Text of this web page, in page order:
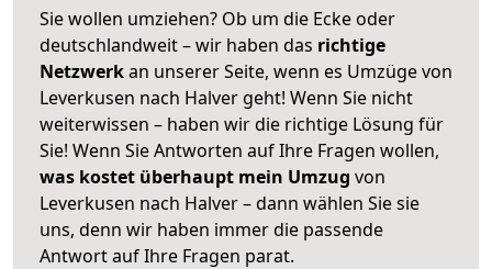
Sie wollen umziehen? Ob um die Ecke oder
deutschlandweit – wir haben das richtige
Netzwerkan unserer Seite, wenn es Umzüge von
Leverkusen nach Halver geht! Wenn Sie nicht
weiterwissen – haben wir die richtige Lösung für
Sie! Wenn Sie Antworten auf Ihre Fragen wollen,
was kostet überhaupt mein Umzug von
Leverkusen nach Halver – dann wählen Sie sie
uns, denn wir haben immer die passende
Antwort auf Ihre Fragen parat.